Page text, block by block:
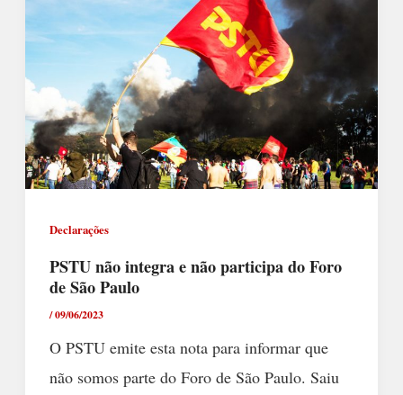
Declarações
PSTU não integra e não participa do Foro
de São Paulo
/09/06/2023
O PSTU emite esta nota para informar que
não somos parte do Foro de São Paulo. Saiu